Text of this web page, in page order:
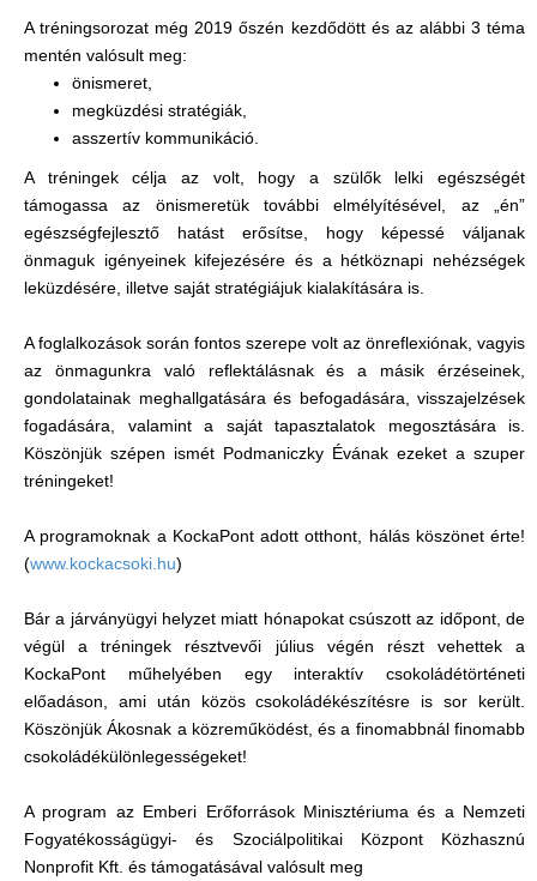
A tréningsorozat még 2019 őszén kezdődött és az alábbi 3 téma
mentén valósult meg:
önismeret,
megküzdési stratégiák,
asszertív kommunikáció.
A tréningek célja az volt, hogy a szülők lelki egészségét
támogassa az önismeretük további elmélyítésével, az „én”
egészségfejlesztő hatást erősítse, hogy képessé váljanak
önmaguk igényeinek kifejezésére és a hétköznapi nehézségek
leküzdésére, illetve saját stratégiájuk kialakítására is.
A foglalkozások során fontos szerepe volt az önreflexiónak, vagyis
az önmagunkra való reflektálásnak és a másik érzéseinek,
gondolatainak meghallgatására és befogadására, visszajelzések
fogadására, valamint a saját tapasztalatok megosztására is.
Köszönjük szépen ismét Podmaniczky Évának ezeket a szuper
tréningeket!
A programoknak a KockaPont adott otthont, hálás köszönet érte!
(www.kockacsoki.hu)
Bár a járványügyi helyzet miatt hónapokat csúszott az időpont, de
végül a tréningek résztvevői július végén részt vehettek a
KockaPont műhelyében egy interaktív csokoládétörténeti
előadáson, ami után közös csokoládékészítésre is sor került.
Köszönjük Ákosnak a közreműködést, és a finomabbnál finomabb
csokoládékülönlegességeket!
A program az Emberi Erőforrások Minisztériuma és a Nemzeti
Fogyatékosságügyi- és Szociálpolitikai Központ Közhasznú
Nonprofit Kft. és támogatásával valósult meg